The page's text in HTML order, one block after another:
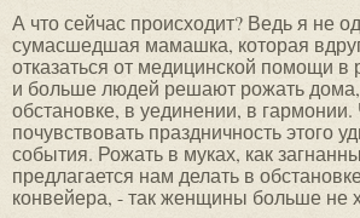
А что сейчас происходит? Ведь я не
сумасшедшая мамашка, которая
отказаться от медицинской помощи
и больше людей решают рожать
обстановке, в уединении, в
почувствовать праздничность этого
события. Рожать в муках, как
предлагается нам делать в
конвейера, - так женщины больше не